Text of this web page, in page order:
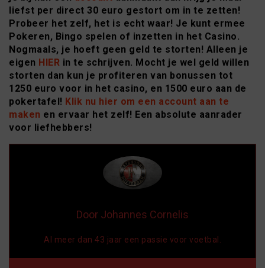
liefst per direct 30 euro gestort om in te zetten!
Probeer het zelf, het is echt waar! Je kunt ermee
Pokeren, Bingo spelen of inzetten in het Casino.
Nogmaals, je hoeft geen geld te storten! Alleen je
eigen HIER in te schrijven. Mocht je wel geld willen
storten dan kun je profiteren van bonussen tot
1250 euro voor in het casino, en 1500 euro aan de
pokertafel! Klik nu hier om een account aan te
maken en ervaar het zelf! Een absolute aanrader
voor liefhebbers!
Door Johannes Cornelis
Al meer dan 43 jaar een passie voor voetbal.